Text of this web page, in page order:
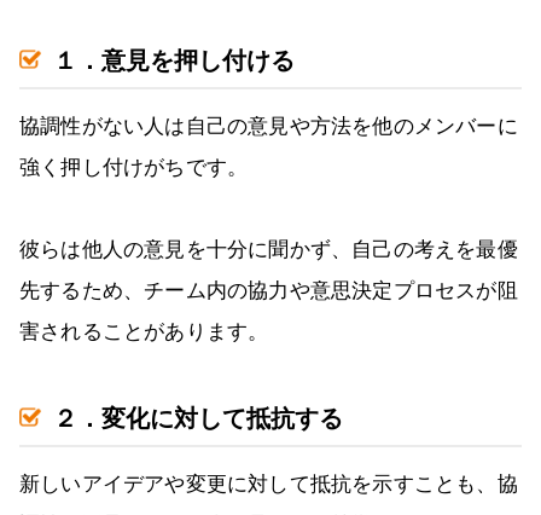
１．意見を押し付ける
協調性がない人は自己の意見や方法を他のメンバーに
強く押し付けがちです。
彼らは他人の意見を十分に聞かず、自己の考えを最優
先するため、チーム内の協力や意思決定プロセスが阻
害されることがあります。
２．変化に対して抵抗する
新しいアイデアや変更に対して抵抗を示すことも、協